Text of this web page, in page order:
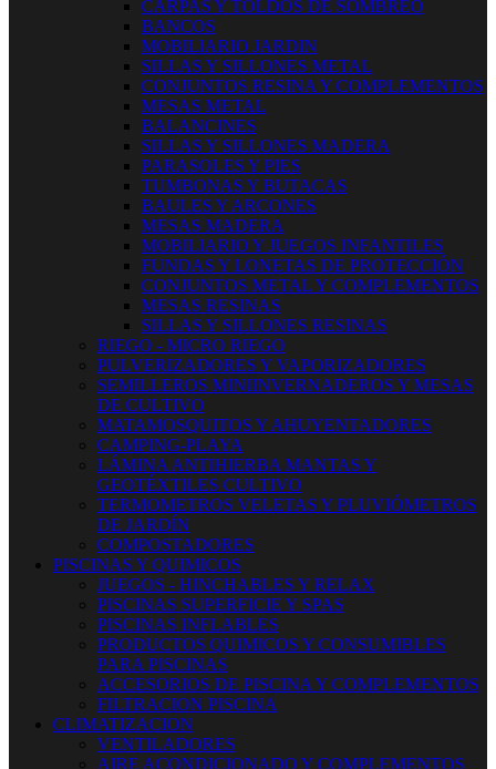
CARPAS Y TOLDOS DE SOMBREO
BANCOS
MOBILIARIO JARDIN
SILLAS Y SILLONES METAL
CONJUNTOS RESINA Y COMPLEMENTOS
MESAS METAL
BALANCINES
SILLAS Y SILLONES MADERA
PARASOLES Y PIES
TUMBONAS Y BUTACAS
BAULES Y ARCONES
MESAS MADERA
MOBILIARIO Y JUEGOS INFANTILES
FUNDAS Y LONETAS DE PROTECCIÓN
CONJUNTOS METAL Y COMPLEMENTOS
MESAS RESINAS
SILLAS Y SILLONES RESINAS
RIEGO - MICRO RIEGO
PULVERIZADORES Y VAPORIZADORES
SEMILLEROS MINIINVERNADEROS Y MESAS
DE CULTIVO
MATAMOSQUITOS Y AHUYENTADORES
CAMPING-PLAYA
LÁMINA ANTIHIERBA MANTAS Y
GEOTÉXTILES CULTIVO
TERMOMETROS VELETAS Y PLUVIÓMETROS
DE JARDÍN
COMPOSTADORES
PISCINAS Y QUIMICOS
JUEGOS - HINCHABLES Y RELAX
PISCINAS SUPERFICIE Y SPAS
PISCINAS INFLABLES
PRODUCTOS QUIMICOS Y CONSUMIBLES
PARA PISCINAS
ACCESORIOS DE PISCINA Y COMPLEMENTOS
FILTRACION PISCINA
CLIMATIZACION
VENTILADORES
AIRE ACONDICIONADO Y COMPLEMENTOS